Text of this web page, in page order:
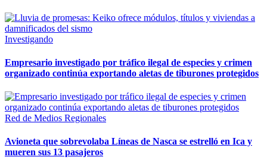
Investigando
Empresario investigado por tráfico ilegal de especies y crimen
organizado continúa exportando aletas de tiburones protegidos
Red de Medios Regionales
Avioneta que sobrevolaba Líneas de Nasca se estrelló en Ica y
mueren sus 13 pasajeros